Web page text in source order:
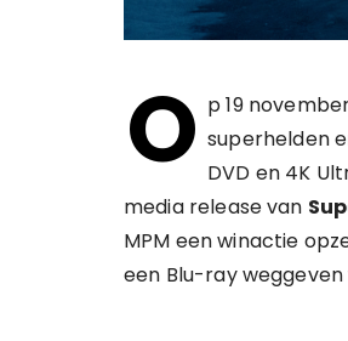
O p 19
superhelden
DVD en 4K
media release van
MPM een winactie
een Blu-ray weggeven